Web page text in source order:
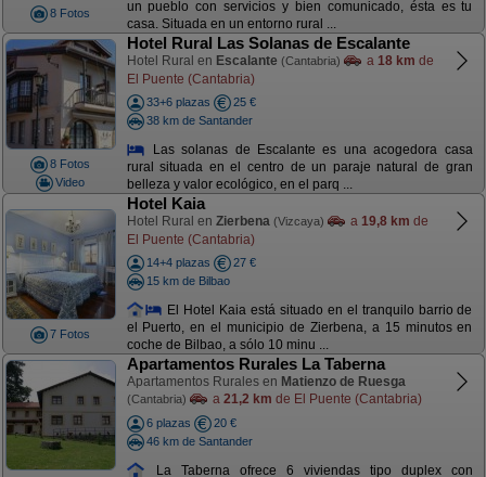
8 Fotos
un pueblo con servicios y bien comunicado, ésta es tu
casa. Situada en un entorno rural ...
8 Fotos
Video
Hotel Rural Las Solanas de Escalante
Hotel Rural en Escalante (Cantabria) a 18 km de
El Puente (Cantabria)
33+6 plazas
25 €
38 km de Santander
Las solanas de Escalante es una acogedora casa
rural situada en el centro de un paraje natural de gran
belleza y valor ecológico, en el parq ...
7 Fotos
Hotel Kaia
Hotel Rural en Zierbena (Vizcaya) a 19,8 km de
El Puente (Cantabria)
14+4 plazas
27 €
15 km de Bilbao
El Hotel Kaia está situado en el tranquilo barrio de
el Puerto, en el municipio de Zierbena, a 15 minutos en
coche de Bilbao, a sólo 10 minu ...
Apartamentos Rurales La Taberna
Apartamentos Rurales en Matienzo de Ruesga
(Cantabria) a 21,2 km de El Puente (Cantabria)
6 plazas
20 €
46 km de Santander
La Taberna ofrece 6 viviendas tipo duplex con